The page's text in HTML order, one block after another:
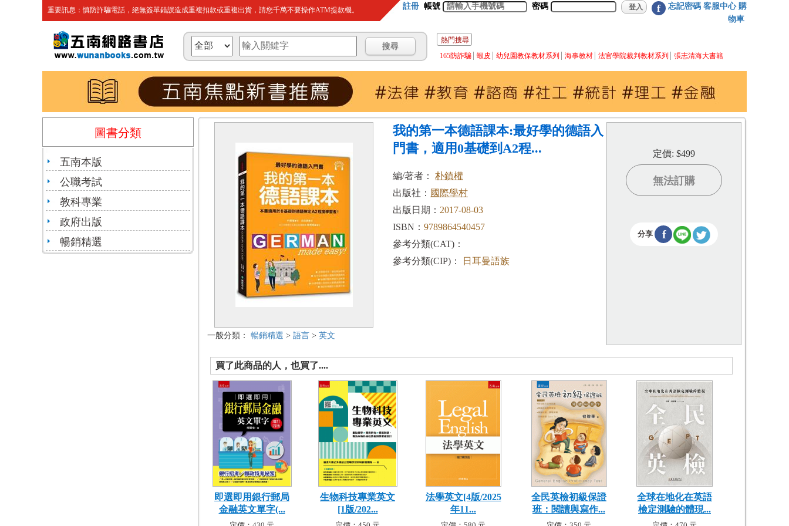
重要訊息：慎防詐騙電話，絕無簽單錯誤造成重複扣款或重複出貨，請您千萬不要操作ATM提款機。 註冊 帳號 密碼 f 忘記密碼 客服中心 購
物車
熱門搜尋
165防詐騙
蝦皮 幼兒園教保教材系列 海事教材 法官學院裁判教材系列 張志清海大書籍
圖書分類
五南本版
公職考試
教科專業
政府出版
暢銷精選
一般分類： 暢銷精選 > 語言 > 英文
我的第一本德語課本:最好學的德語入
門書，適用0基礎到A2程...
編/著者： 朴鎮權
出版社： 國際學村
出版日期： 2017-08-03
ISBN： 9789864540457
參考分類(CAT)：
參考分類(CIP)：
日耳曼語族
定價: $499
無法訂購
分享 f
買了此商品的人，也買了....
即選即用銀行郵局
金融英文單字(...
生物科技專業英文
[1版/202...
法學英文[4版/2025
年11...
全民英檢初級保證
班：閱讀與寫作...
全球在地化在英語
檢定測驗的體現...